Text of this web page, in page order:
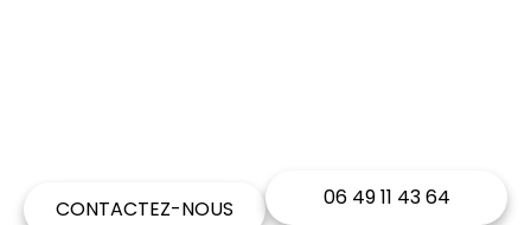
CONTACTEZ-NOUS 06 49 11 43 64